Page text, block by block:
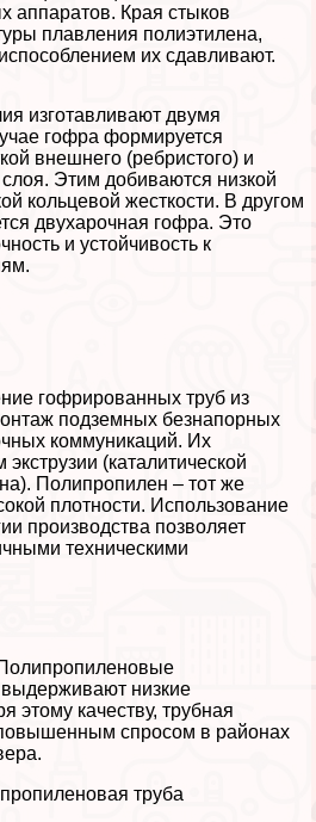
аппаратов. Края стыков
плавления полиэтилена,
их сдавливают.
изготавливают двумя
гофра формируется
внешнего (ребристого) и
слоя. Этим добиваются низкой
кольцевой жесткости. В другом
двухарочная гофра. Это
и устойчивость к
гофрированных труб из
подземных безнапopных
коммуникаций. Их
(каталитической
Полипропилен – тот же
плотности. Использование
производства позволяет
техническими
низкие
этому качеству, трубная
спросом в районах
труба